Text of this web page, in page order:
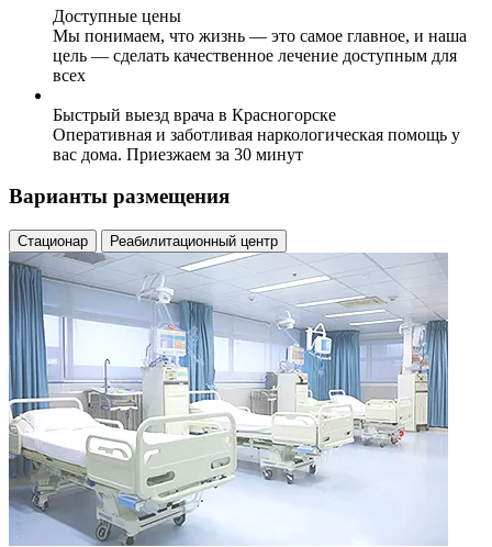
Доступные цены
Мы понимаем, что жизнь — это самое главное, и наша
цель — сделать качественное лечение доступным для
всех
Быстрый выезд врача в Красногорске
Оперативная и заботливая наркологическая помощь у
вас дома. Приезжаем за 30 минут
Варианты размещения
Стационар Реабилитационный центр